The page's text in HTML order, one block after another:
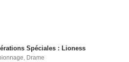
Spéciales : Lioness
, Drame